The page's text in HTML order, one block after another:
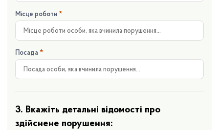
Місце роботи *
Посада *
3. Вкажіть детальні відомості про
здійснене порушення: